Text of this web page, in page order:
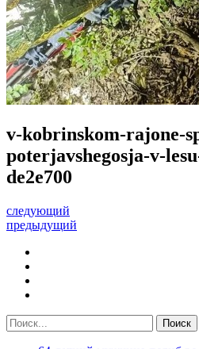
v-kobrinskom-rajone-
poterjavshegosja-v-
de2e700
следующий
предыдущий